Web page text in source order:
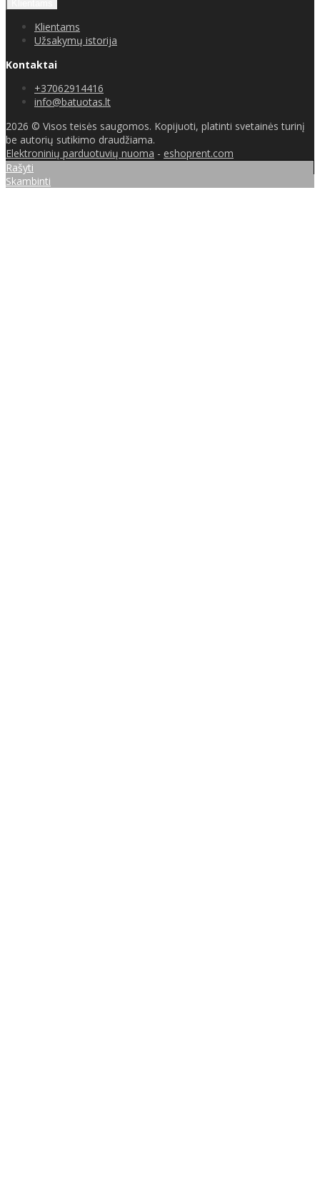
Klientams
Užsakymų istorija
Kontaktai
+37062914416
info@batuotas.lt
2026 © Visos teisės saugomos. Kopijuoti, platinti svetainės turinį
be autorių sutikimo draudžiama.
Elektroninių parduotuvių nuoma - eshoprent.com
Rašyti
Skambinti